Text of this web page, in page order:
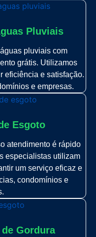
Pluviais
pluviais com
grátis. Utilizamos
eficiência e satisfação.
e empresas.
Esgoto
atendimento é rápido
especialistas utilizam
um serviço eficaz e
condomínios e
Gordura